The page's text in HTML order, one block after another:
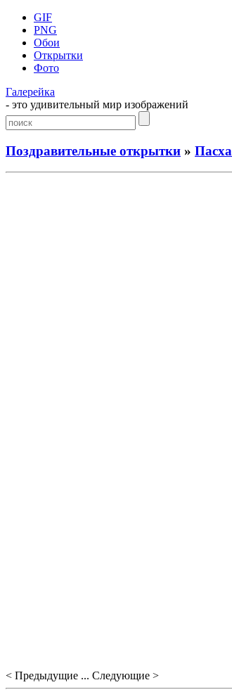
GIF
PNG
Обои
Открытки
Фото
Галерейка
- это удивительный мир изображений
Поздравительные открытки » Пасха
< Предыдущие ... Следующие >